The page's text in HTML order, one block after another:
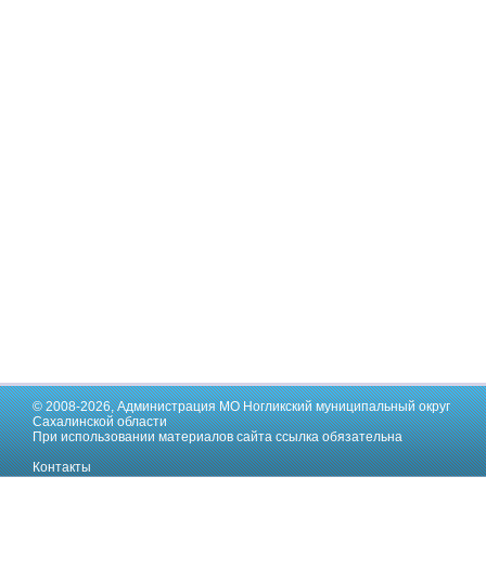
© 2008-2026,Администрация МО Ногликский муниципальный округ
Сахалинской области
При использовании материалов сайта ссылка обязательна
Контакты